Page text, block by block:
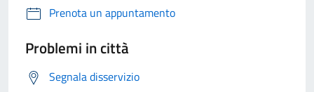
Prenota un appuntamento
Problemi in città
Segnala disservizio